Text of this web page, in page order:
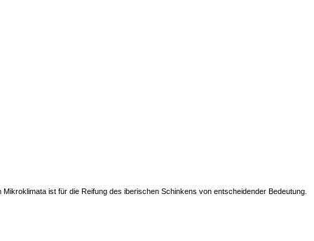
ist für die Reifung des iberischen Schinkens von entscheidender Bedeutung.